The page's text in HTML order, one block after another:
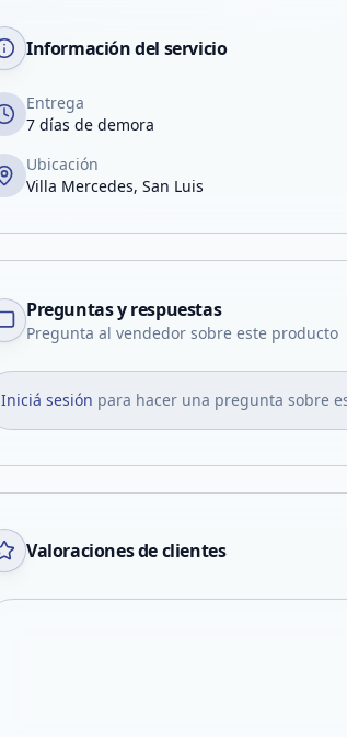
Información del servicio
Entrega
7 días de demora
Ubicación
Villa Mercedes, San Luis
Preguntas y respuestas
Pregunta al vendedor sobre este producto
Iniciá sesión para hacer una pregunta sobre
Valoraciones de clientes